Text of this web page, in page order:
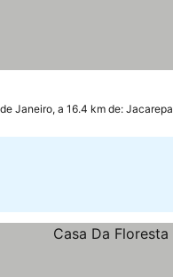
Janeiro, a 16.4 km de: